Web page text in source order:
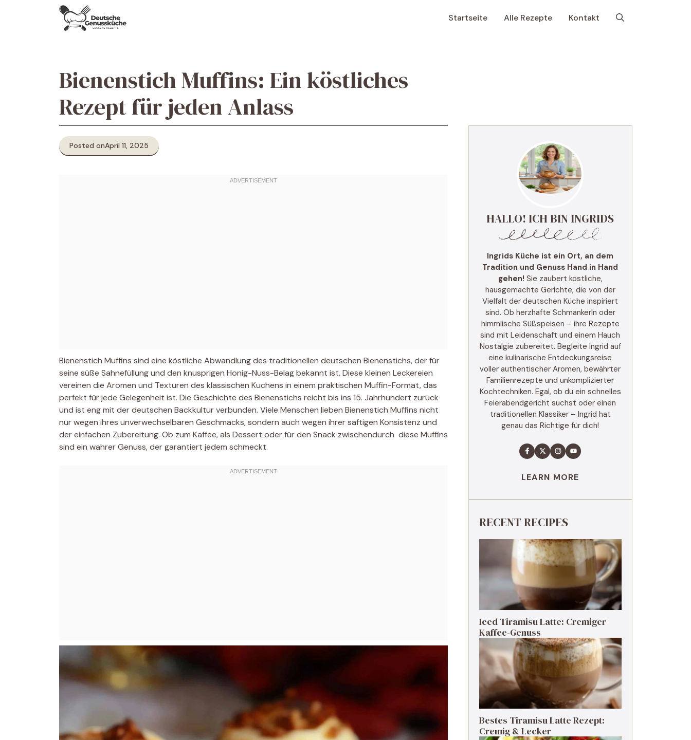
Startseite Alle Rezepte Kontakt
Bienenstich Muffins: Ein köstliches
Rezept für jeden Anlass
Posted onApril 11, 2025
Bienenstich Muffins sind eine köstliche Abwandlung des traditionellen deutschen Bienenstichs, der für
seine süße Sahnefüllung und den knusprigen Honig-Nuss-Belag bekannt ist. Diese kleinen Leckereien
vereinen die Aromen und Texturen des klassischen Kuchens in einem praktischen Muffin-Format, das
perfekt für jede Gelegenheit ist. Die Geschichte des Bienenstichs reicht bis ins 15. Jahrhundert zurück
und ist eng mit der deutschen Backkultur verbunden. Viele Menschen lieben Bienenstich Muffins nicht
nur wegen ihres unverwechselbaren Geschmacks, sondern auch wegen ihrer saftigen Konsistenz und
der einfachen Zubereitung. Ob zum Kaffee, als Dessert oder für den Snack zwischendurch  diese Muffins
sind ein wahrer Genuss, der garantiert jedem schmeckt.
HALLO! ICH BIN INGRIDS
Ingrids Küche ist ein Ort, an dem
Tradition und Genuss Hand in Hand
gehen! Sie zaubert köstliche,
hausgemachte Gerichte, die von der
Vielfalt der deutschen Küche inspiriert
sind. Ob herzhafte Schmankerln oder
himmlische Süßspeisen – ihre Rezepte
sind mit Leidenschaft und einem Hauch
Nostalgie zubereitet. Begleite Ingrid auf
eine kulinarische Entdeckungsreise
voller authentischer Aromen, bewährter
Familienrezepte und unkomplizierter
Kochtechniken. Egal, ob du ein schnelles
Feierabendgericht suchst oder einen
traditionellen Klassiker – Ingrid hat
genau das Richtige für dich!
LEARN MORE
RECENT RECIPES
Iced Tiramisu Latte: Cremiger
Kaffee-Genuss
Bestes Tiramisu Latte Rezept:
Cremig & Lecker